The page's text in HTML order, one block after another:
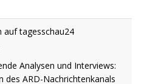
Alpenverein, zur
die Hitze